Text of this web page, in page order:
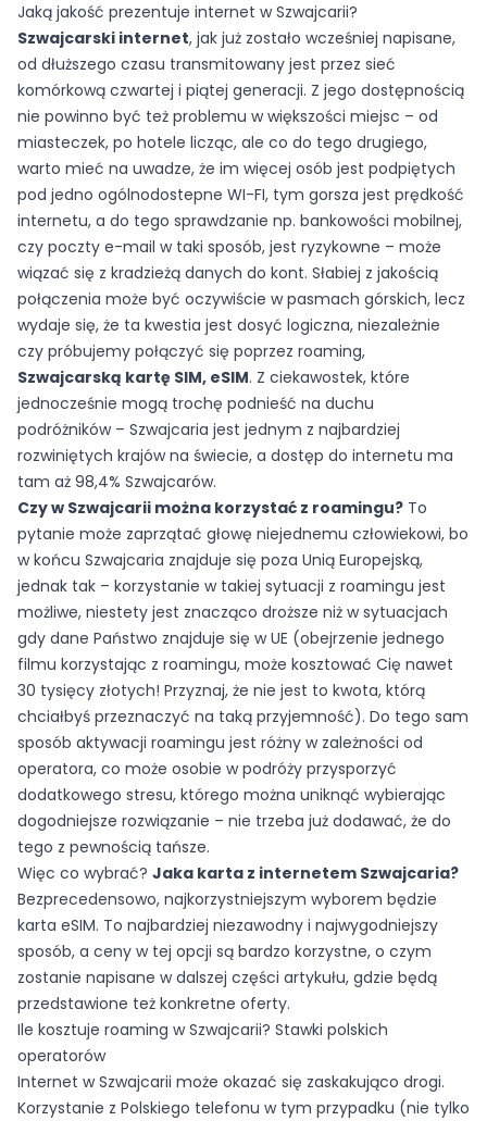
Jaką jakość prezentuje internet w Szwajcarii?
Szwajcarski internet, jak już zostało wcześniej napisane,
od dłuższego czasu transmitowany jest przez sieć
komórkową czwartej i piątej generacji. Z jego dostępnością
nie powinno być też problemu w większości miejsc – od
miasteczek, po hotele licząc, ale co do tego drugiego,
warto mieć na uwadze, że im więcej osób jest podpiętych
pod jedno ogólnodostepne WI-FI, tym gorsza jest prędkość
internetu, a do tego sprawdzanie np. bankowości mobilnej,
czy poczty e-mail w taki sposób, jest ryzykowne – może
wiązać się z kradzieżą danych do kont. Słabiej z jakością
połączenia może być oczywiście w pasmach górskich, lecz
wydaje się, że ta kwestia jest dosyć logiczna, niezależnie
czy próbujemy połączyć się poprzez roaming,
Szwajcarską kartę SIM, eSIM. Z ciekawostek, które
jednocześnie mogą trochę podnieść na duchu
podróżników – Szwajcaria jest jednym z najbardziej
rozwiniętych krajów na świecie, a dostęp do internetu ma
tam aż 98,4% Szwajcarów.
Czy w Szwajcarii można korzystać z roamingu? To
pytanie może zaprzątać głowę niejednemu człowiekowi, bo
w końcu Szwajcaria znajduje się poza Unią Europejską,
jednak tak – korzystanie w takiej sytuacji z roamingu jest
możliwe, niestety jest znacząco droższe niż w sytuacjach
gdy dane Państwo znajduje się w UE (obejrzenie jednego
filmu korzystając z roamingu, może kosztować Cię nawet
30 tysięcy złotych! Przyznaj, że nie jest to kwota, którą
chciałbyś przeznaczyć na taką przyjemność). Do tego sam
sposób aktywacji roamingu jest różny w zależności od
operatora, co może osobie w podróży przysporzyć
dodatkowego stresu, którego można uniknąć wybierając
dogodniejsze rozwiązanie – nie trzeba już dodawać, że do
tego z pewnością tańsze.
Więc co wybrać? Jaka karta z internetem Szwajcaria?
Bezprecedensowo, najkorzystniejszym wyborem będzie
karta eSIM. To najbardziej niezawodny i najwygodniejszy
sposób, a ceny w tej opcji są bardzo korzystne, o czym
zostanie napisane w dalszej części artykułu, gdzie będą
przedstawione też konkretne oferty.
Ile kosztuje roaming w Szwajcarii? Stawki polskich
operatorów
Internet w Szwajcarii może okazać się zaskakująco drogi.
Korzystanie z Polskiego telefonu w tym przypadku (nie tylko